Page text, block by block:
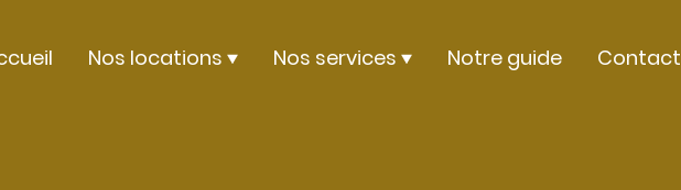
Nos locations Nos services Notre guide Contact